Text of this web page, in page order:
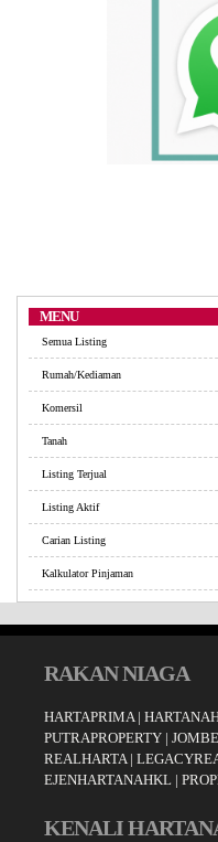
MENU
Semua Listing
Rumah/Kediaman
Komersil
Tanah
Listing Terjual
Listing Aktif
Carian Listing
Kalkulator Pinjaman
RAKAN NIAGA
HARTAPRIMA|
PUTRAPROPERTY |
REALHARTA|
EJENHARTANAHKL |
KENALI